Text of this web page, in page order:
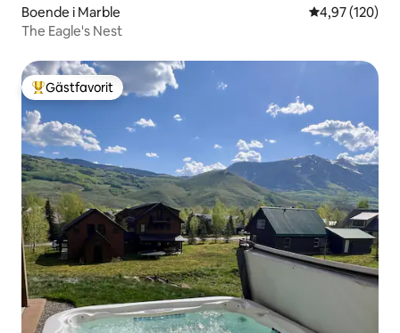
Boende i Marble 4,97 av 5 i
4,97 (120)
The Eagle's Nest
Populär gästfavorit
Gästfavorit